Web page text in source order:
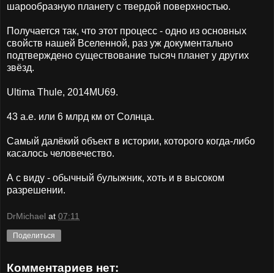
шарообразную планету с твердой поверхностью.
Получается так, что этот процесс - одно из основных
свойств нашей Вселенной, раз уж документально
подтверждено существование тысяч планет у других
звёзд.
Ultima Thule, 2014MU69.
43 а.е. или 6 млрд км от Солнца.
Самый далёкий объект в истории, которого когда-либо
касалось человечество.
А с виду - обычный булыжник, хоть и в высоком
разрешении.
DrMichael at 07:11
Поделиться
Комментариев нет: